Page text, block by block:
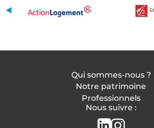
Qui sommes-nous ?
Notre patrimoine
Professionnels
Nous suivre :